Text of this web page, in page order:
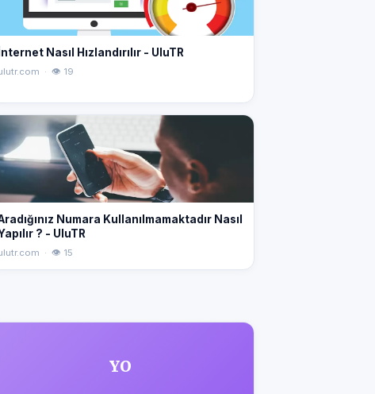
Nasıl Hızlandırılır - UluTR
· 👁 19
Numara Kullanılmamaktadır Nasıl
? - UluTR
· 👁 15
YO